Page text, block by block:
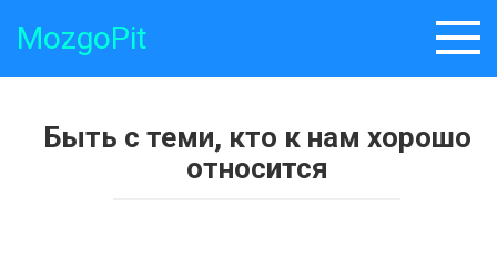
MozgoPit
Быть с теми, кто к нам хорошо
относится